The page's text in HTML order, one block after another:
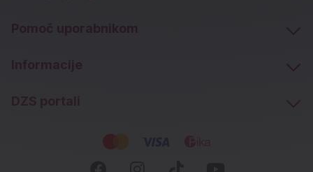
Pomoč uporabnikom
Informacije
DZS portali